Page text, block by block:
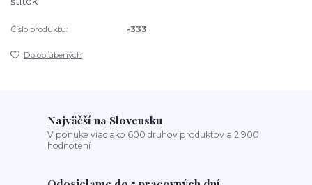
Číslo produktu: -333
Do obľúbených
Najväčší na Slovensku
V ponuke viac ako 600 druhov produktov a 2 900
hodnotení